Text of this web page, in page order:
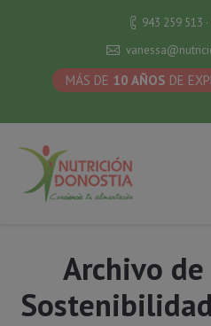
943 259 513
MÁS DE 10 AÑOS DE
Archivo